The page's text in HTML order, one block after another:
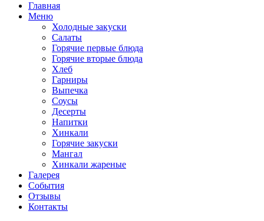
Главная
Меню
Холодные закуски
Салаты
Горячие первые блюда
Горячие вторые блюда
Хлеб
Гарниры
Выпечка
Соусы
Десерты
Напитки
Хинкали
Горячие закуски
Мангал
Хинкали жареные
Галерея
События
Отзывы
Контакты